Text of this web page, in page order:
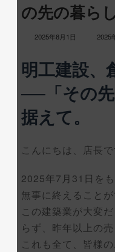
の先の暮ら
2025年8月1日
最
日
時
2025
明工建設、
──「その
据えて。
こんにちは、店長で
2025年7月31日を
無事に終えることが
この建築業が大変
らず、昨年以上の
これも全て、皆様